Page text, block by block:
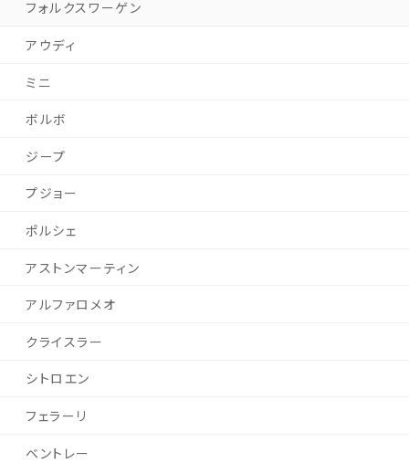
フォルクスワーゲン
アウディ
ミニ
ボルボ
ジープ
プジョー
ポルシェ
アストンマーティン
アルファロメオ
クライスラー
シトロエン
フェラーリ
ベントレー